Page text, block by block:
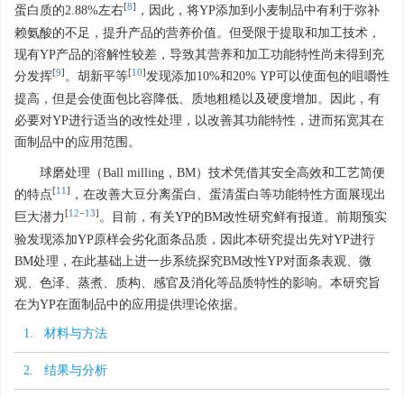
蛋白质的2.88%左右[8]
，因此，将YP添加到小麦制品中有利于弥补
赖氨酸的不足，提升产品的营养价值。但受限于提取和加工技术，
现有YP产品的溶解性较差，导致其营养和加工功能特性尚未得到充
分发挥[9] 。胡新平等[10]发现添加10%和20% YP可以使面包的咀嚼性
提高，但是会使面包比容降低、质地粗糙以及硬度增加。因此，有
必要对YP进行适当的改性处理，以改善其功能特性，进而拓宽其在
面制品中的应用范围。
球磨处理（Ball milling，BM）技术凭借其安全高效和工艺简便
的特点[11 ]
，在改善大豆分离蛋白、蛋清蛋白等功能特性方面展现出
巨大潜力 [12−13] 。目前，有关YP的BM改性研究鲜有报道。前期预实
验发现添加YP原样会劣化面条品质，因此本研究提出先对YP进行
BM处理，在此基础上进一步系统探究BM改性YP对面条表观、微
观、色泽、蒸煮、质构、感官及消化等品质特性的影响。本研究旨
在为YP在面制品中的应用提供理论依据。
1. 材料与方法
2. 结果与分析